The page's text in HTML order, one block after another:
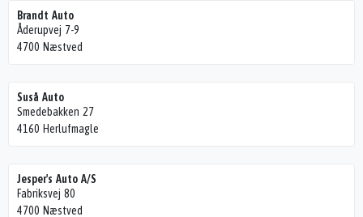
Brandt Auto
Åderupvej 7-9
4700 Næstved
Suså Auto
Smedebakken 27
4160 Herlufmagle
Jesper's Auto A/S
Fabriksvej 80
4700 Næstved